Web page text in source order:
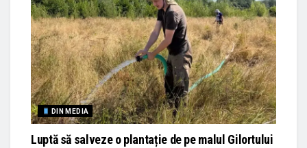
DIN MEDIA
Luptă să salveze o plantație de pe malul Gilortului